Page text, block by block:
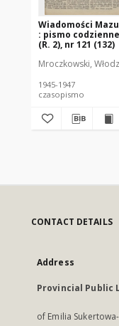
Wiadomości
: pismo
(R. 2), nr 121 (132)
Mroczkowski,
1945-1947
czasopismo
CONTACT DETAILS
Address
Provincial Public
of Emilia